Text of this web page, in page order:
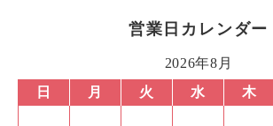
営業日カレンダー
2026年8月
日
月 火 水 木